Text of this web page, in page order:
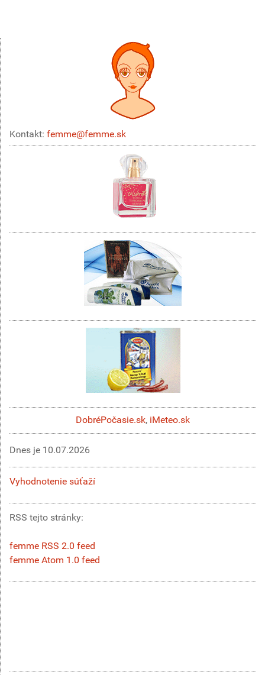
Kontakt: femme@femme.sk
DobréPočasie.sk, iMeteo.sk
Dnes je 10.07.2026
Vyhodnotenie súťaží
RSS tejto stránky:
femme RSS 2.0 feed
femme Atom 1.0 feed